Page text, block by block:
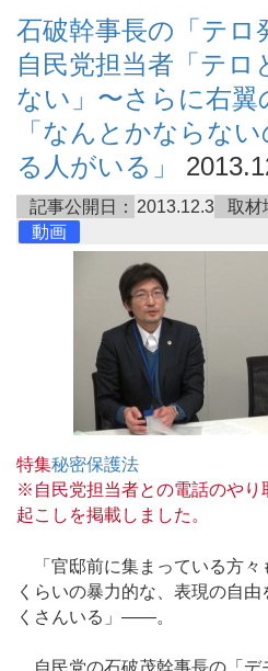
石破幹事長の「テロ
自民党担当者「テロ
ない」〜さらに右翼
「なんとかならな
る人がいる」
記事公開日： 2013.12.3 取材
動画
特集秘密保護法
※自民党担当者との電話のやり
起こしを掲載しました。
「官邸前に集まっている方々
くらいの暴力的な、表現の自
くさんいる」――。
自民党の石破茂幹事長の「デ